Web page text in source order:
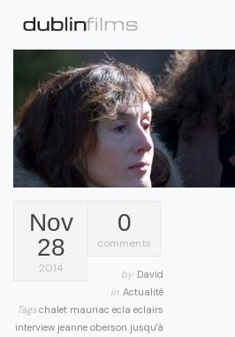
Nov
28
2014
0
comments
by David
in Actualité
Tagschalet mauriac ecla eclairs
interview jeanne oberson jusqu'à